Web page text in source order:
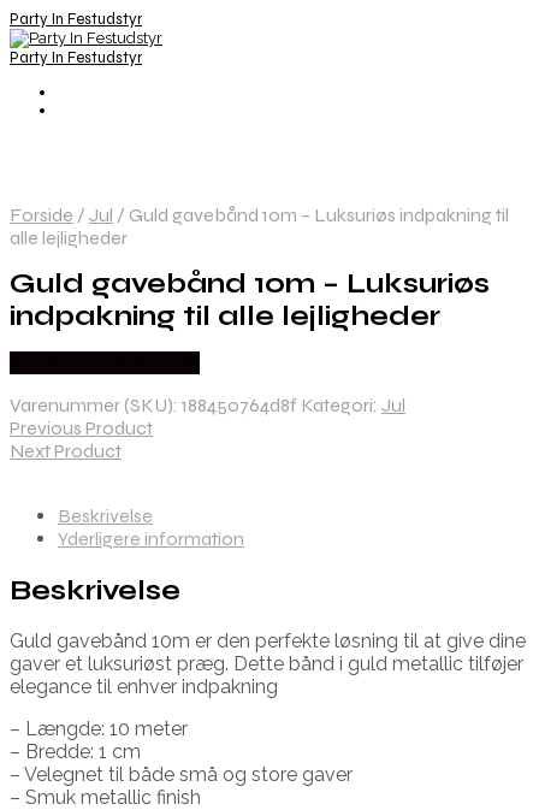
Party In Festudstyr
Party In Festudstyr
Forside / Jul / Guld gavebånd 10m – Luksuriøs indpakning til
alle lejligheder
Guld gavebånd 10m – Luksuriøs
indpakning til alle lejligheder
Varenummer (SKU): 188450764d8f Kategori: Jul
Previous Product
Next Product
Beskrivelse
Yderligere information
Beskrivelse
Guld gavebånd 10m er den perfekte løsning til at give dine
gaver et luksuriøst præg. Dette bånd i guld metallic tilføjer
elegance til enhver indpakning
– Længde: 10 meter
– Bredde: 1 cm
– Velegnet til både små og store gaver
– Smuk metallic finish